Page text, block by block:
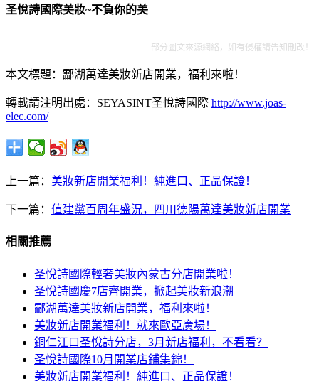
圣悅詩國際美妝~不負你的美
部分圖文來源網絡，如有侵權請告知刪改！
本文標題：酃湖萬達美妝新店開業，福利來啦！
轉載請注明出處：SEYASINT圣悅詩國際 http://www.joas-
elec.com/
上一篇： 美妝新店開業福利！純進口、正品保證！
下一篇： 值建黨百周年盛況，四川德陽萬達美妝新店開業
相關推薦
圣悅詩國際輕奢美妝內蒙古分店開業啦！
圣悅詩國慶7店齊開業，掀起美妝新浪潮
酃湖萬達美妝新店開業，福利來啦！
美妝新店開業福利！就來歐亞廣場！
銅仁江口圣悅詩分店，3月新店福利，不看看？
圣悅詩國際10月開業店鋪集錦！
美妝新店開業福利！純進口、正品保證！